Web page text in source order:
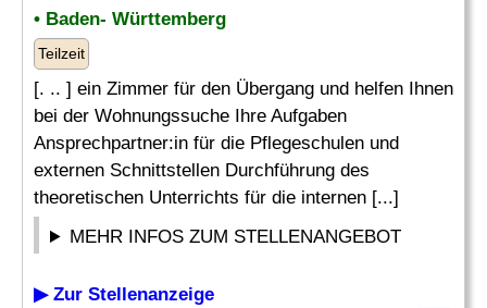
• Baden- Württemberg
Teilzeit
[. .. ] ein Zimmer für den Übergang und helfen Ihnen
bei der Wohnungssuche Ihre Aufgaben
Ansprechpartner:in für die Pflegeschulen und
externen Schnittstellen Durchführung des
theoretischen Unterrichts für die internen [...]
MEHR INFOS ZUM STELLENANGEBOT
▶ Zur Stellenanzeige